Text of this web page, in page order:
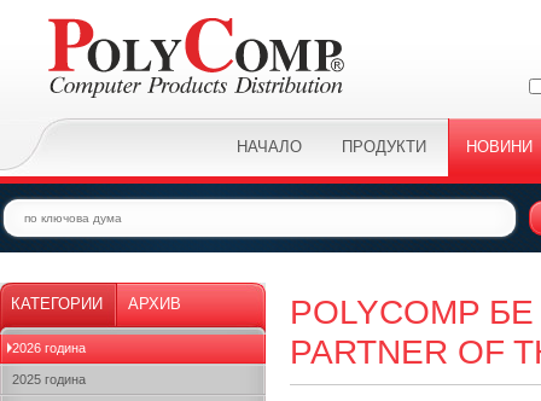
НАЧАЛО ПРОДУКТИ НОВИНИ
КАТЕГОРИИ АРХИВ
2026 година
2025 година
POLYCOMP
PARTNER OF